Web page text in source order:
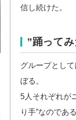
信し続けた。
”踊って
グループとし
ぼる。
5人それぞれが
り手”なのである